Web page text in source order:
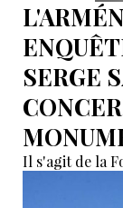
SERGE
Il s'agit de la